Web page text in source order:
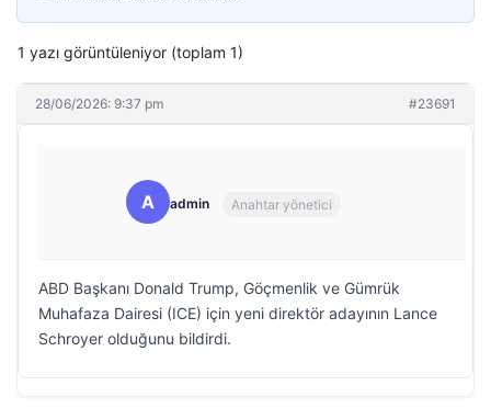
1 yazı görüntüleniyor (toplam 1)
28/06/2026: 9:37 pm #23691
A admin Anahtar yönetici
ABD Başkanı Donald Trump, Göçmenlik ve Gümrük
Muhafaza Dairesi (ICE) için yeni direktör adayının Lance
Schroyer olduğunu bildirdi.